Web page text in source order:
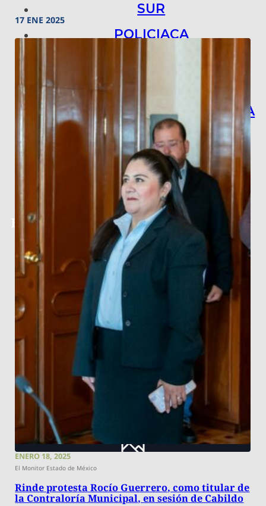
SUR
POLICIACA
INTERNACIONAL
ARTE, CIENCIA Y TECNOLOGÍA
COLUMNAS
BAJO LA LUPA
RASTROS Y ROSTROS
VÍNCULOS ANIMALES
17 ENE 2025
ENERO 18, 2025
El Monitor Estado de México
Rinde protesta Rocío Guerrero, como titular de
la Contraloría Municipal, en sesión de Cabildo